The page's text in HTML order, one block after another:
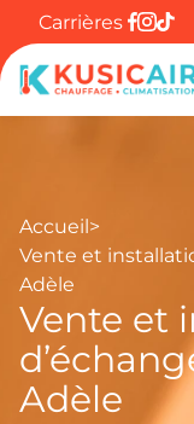
Carrières
Accueil>
Vente et
Adèle
Vente et
Adèle